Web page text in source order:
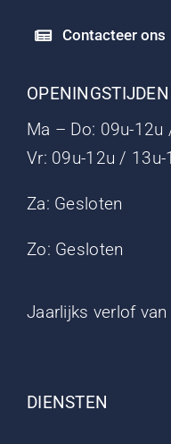
Contacteer ons
OPENINGSTIJDEN
Ma – Do: 09u-12u
Vr: 09u-12u / 13u-
Za: Gesloten
Zo: Gesloten
Jaarlijks verlof
DIENSTEN